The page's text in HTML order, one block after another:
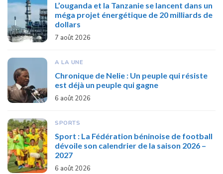
L’ouganda et la Tanzanie se lancent dans un
méga projet énergétique de 20 milliards de
dollars
7 août 2026
A LA UNE
Chronique de Nelie : Un peuple qui résiste
est déjà un peuple qui gagne
6 août 2026
SPORTS
Sport : La Fédération béninoise de football
dévoile son calendrier de la saison 2026 –
2027
6 août 2026